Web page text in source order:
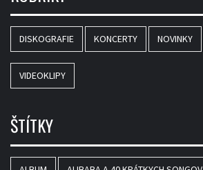
DISKOGRAFIE KONCERTY NOVINKY
VIDEOKLIPY
ŠTÍTKY